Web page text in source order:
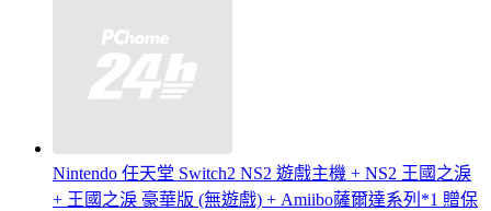
Nintendo 任天堂 Switch2 NS2 遊戲主機 + NS2 王國之淚
+ 王國之淚 豪華版 (無遊戲) + Amiibo薩爾達系列*1 贈保